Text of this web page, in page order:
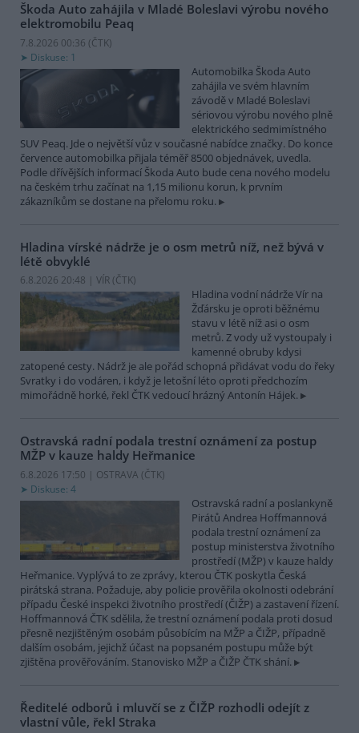
Škoda Auto zahájila v Mladé Boleslavi výrobu nového
elektromobilu Peaq
7.8.2026 00:36 (ČTK)
Diskuse: 1
Automobilka Škoda Auto
zahájila ve svém hlavním
závodě v Mladé Boleslavi
sériovou výrobu nového plně
elektrického sedmimístného
SUV Peaq. Jde o největší vůz v současné nabídce značky. Do konce
července automobilka přijala téměř 8500 objednávek, uvedla.
Podle dřívějších informací Škoda Auto bude cena nového modelu
na českém trhu začínat na 1,15 milionu korun, k prvním
zákazníkům se dostane na přelomu roku.
Hladina vírské nádrže je o osm metrů níž, než bývá v
létě obvyklé
6.8.2026 20:48 | VÍR (ČTK)
Hladina vodní nádrže Vír na
Žďársku je oproti běžnému
stavu v létě níž asi o osm
metrů. Z vody už vystoupaly i
kamenné obruby kdysi
zatopené cesty. Nádrž je ale pořád schopná přidávat vodu do řeky
Svratky i do vodáren, i když je letošní léto oproti předchozím
mimořádně horké, řekl ČTK vedoucí hrázný Antonín Hájek.
Ostravská radní podala trestní oznámení za postup
MŽP v kauze haldy Heřmanice
6.8.2026 17:50 | OSTRAVA (ČTK)
Diskuse: 4
Ostravská radní a poslankyně
Pirátů Andrea Hoffmannová
podala trestní oznámení za
postup ministerstva životního
prostředí (MŽP) v kauze haldy
Heřmanice. Vyplývá to ze zprávy, kterou ČTK poskytla Česká
pirátská strana. Požaduje, aby policie prověřila okolnosti odebrání
případu České inspekci životního prostředí (ČIŽP) a zastavení řízení.
Hoffmannová ČTK sdělila, že trestní oznámení podala proti dosud
přesně nezjištěným osobám působícím na MŽP a ČIŽP, případně
dalším osobám, jejichž účast na popsaném postupu může být
zjištěna prověřováním. Stanovisko MŽP a ČIŽP ČTK shání.
Ředitelé odborů i mluvčí se z ČIŽP rozhodli odejít z
vlastní vůle, řekl Straka